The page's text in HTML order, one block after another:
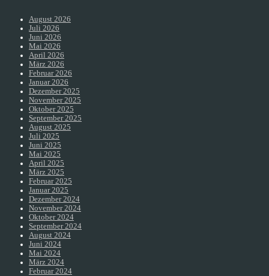
August 2026
Juli 2026
Juni 2026
Mai 2026
April 2026
März 2026
Februar 2026
Januar 2026
Dezember 2025
November 2025
Oktober 2025
September 2025
August 2025
Juli 2025
Juni 2025
Mai 2025
April 2025
März 2025
Februar 2025
Januar 2025
Dezember 2024
November 2024
Oktober 2024
September 2024
August 2024
Juni 2024
Mai 2024
März 2024
Februar 2024